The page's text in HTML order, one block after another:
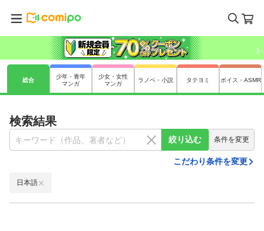
総合
少年・青年
マンガ
少女・女性
マンガ
ラノベ・小説 タテヨミ ボイス・ASMR
検索結果
絞り込む 条件を変更
こだわり条件を変更
日本語